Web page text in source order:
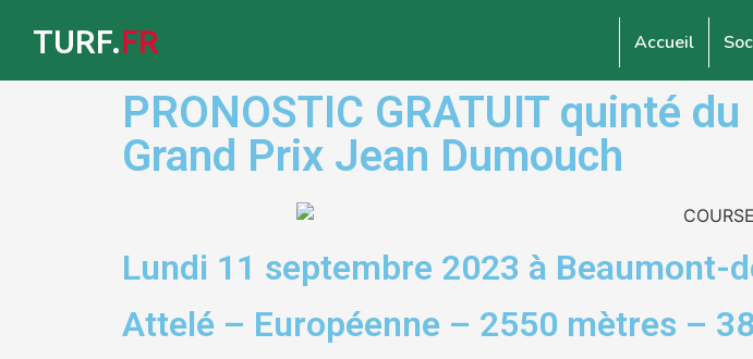
TURF.FR Accueil
PRONOSTIC GRATUIT quinté
Grand Prix Jean Dumouch
Lundi 11 septembre 2023 à Beaumont-
Attelé – Européenne – 2550 mètres –